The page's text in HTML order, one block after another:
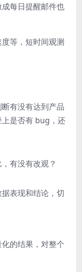
每日提醒邮件也
等，短时间观测
有没有达到产品
是否有 bug，还
有没有改观？
表现和结论，切
的结果，对整个